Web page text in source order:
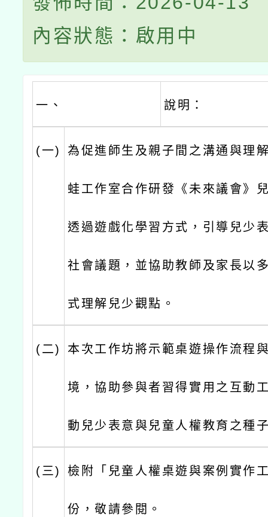
內容狀態：啟用中
一、 說明：
(一) 為促進師生及親子間之溝通與理
蛙工作室合作研發《未來議會》
透過遊戲化學習方式，引導兒少
社會議題，並協助教師及家長以
式理解兒少觀點。
(二) 本次工作坊將示範桌遊操作流程
境，協助參與者習得實用之互動
動兒少表意與兒童人權教育之種
(三) 檢附「兒童人權桌遊與案例實作
份，敬請參閱。